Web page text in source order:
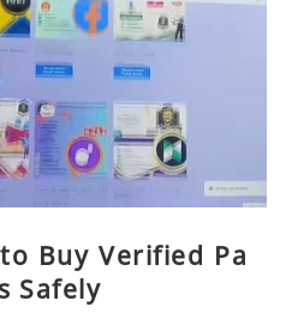
Buy Verified Pa
Safely